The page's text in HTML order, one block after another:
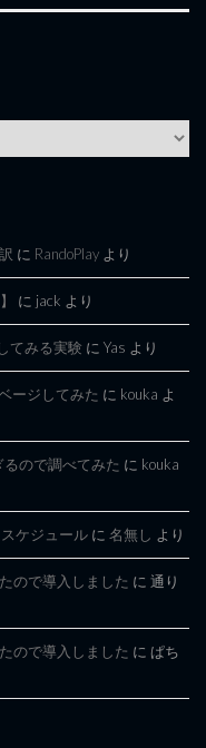
に RandoPlay より
に jack より
てみる実験 に Yas より
ージしてみた に kouka よ
ので調べてみた に kouka
ケジュール に 名無し より
ので導入しました に 通り
ので導入しました に ぱち